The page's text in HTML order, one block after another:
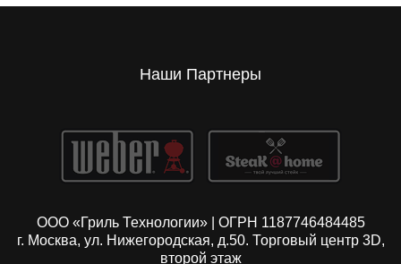
Наши Партнеры
ООО «Гриль Технологии» | ОГРН 1187746484485
г. Москва, ул. Нижегородская, д.50. Торговый центр 3D,
второй этаж